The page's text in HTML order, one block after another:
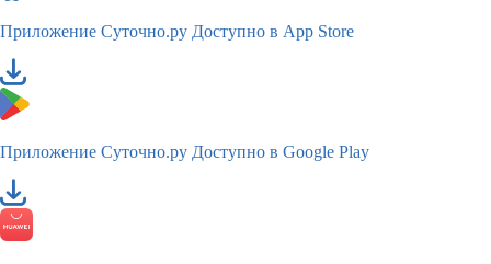
Приложение Суточно.ру Доступно в App Store
Приложение Суточно.ру Доступно в Google Play